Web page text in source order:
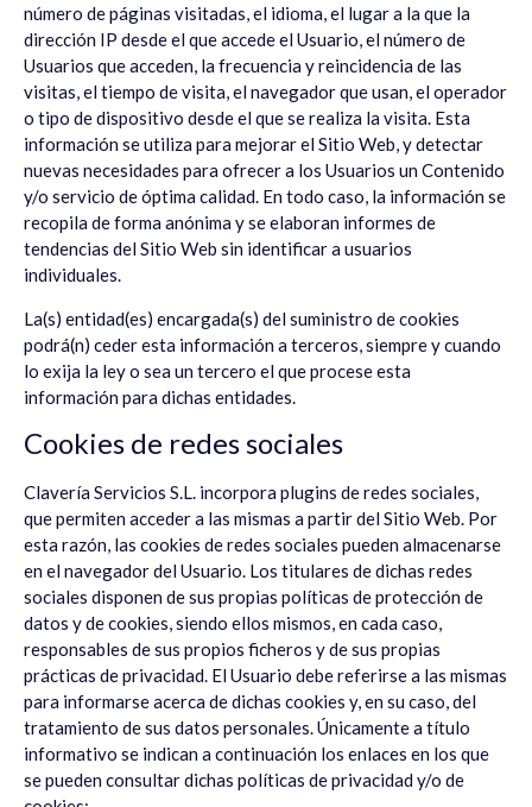
número de páginas visitadas, el idioma, el lugar a la que la
dirección IP desde el que accede el Usuario, el número de
Usuarios que acceden, la frecuencia y reincidencia de las
visitas, el tiempo de visita, el navegador que usan, el operador
o tipo de dispositivo desde el que se realiza la visita. Esta
información se utiliza para mejorar el Sitio Web, y detectar
nuevas necesidades para ofrecer a los Usuarios un Contenido
y/o servicio de óptima calidad. En todo caso, la información se
recopila de forma anónima y se elaboran informes de
tendencias del Sitio Web sin identificar a usuarios
individuales.
La(s) entidad(es) encargada(s) del suministro de cookies
podrá(n) ceder esta información a terceros, siempre y cuando
lo exija la ley o sea un tercero el que procese esta
información para dichas entidades.
Cookies de redes sociales
Clavería Servicios S.L. incorpora plugins de redes sociales,
que permiten acceder a las mismas a partir del Sitio Web. Por
esta razón, las cookies de redes sociales pueden almacenarse
en el navegador del Usuario. Los titulares de dichas redes
sociales disponen de sus propias políticas de protección de
datos y de cookies, siendo ellos mismos, en cada caso,
responsables de sus propios ficheros y de sus propias
prácticas de privacidad. El Usuario debe referirse a las mismas
para informarse acerca de dichas cookies y, en su caso, del
tratamiento de sus datos personales. Únicamente a título
informativo se indican a continuación los enlaces en los que
se pueden consultar dichas políticas de privacidad y/o de